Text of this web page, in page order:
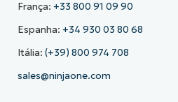
França: +33 800 91 09 90
Espanha: +34 930 03 80 68
Itália: (+39) 800 974 708
sales@ninjaone.com